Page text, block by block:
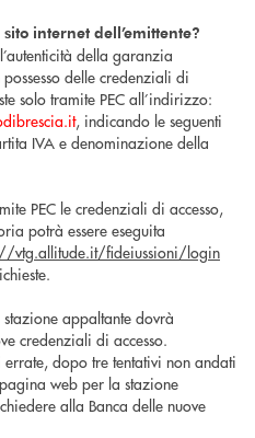
internet dell’emittente?
della garanzia
delle credenziali di
solo tramite PEC all’indirizzo:
, indicando le seguenti
IVA e denominazione della
PEC le credenziali di accesso,
potrà essere eseguita
vtg.allitude.it/fideiussioni/login
appaltante dovrà
credenziali di accesso.
dopo tre tentativi non andati
web per la stazione
alla Banca delle nuove